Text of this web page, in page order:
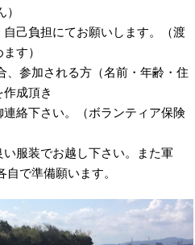
ありません）
己負担にてお願いします。（渡
す）
参加される方（名前・年齢・住
成頂き
絡下さい。（ボランティア保険
服装でお越し下さい。また軍
で準備願います。